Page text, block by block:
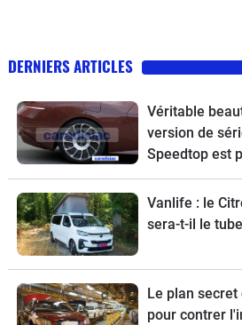
DERNIERS ARTICLES
Véritable
version de
Speedtop est
de ce break
70
Vanlife : le
sera-t-il le tube
Le plan secret
pour contrer